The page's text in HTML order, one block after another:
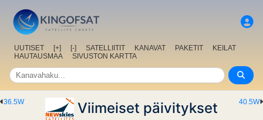
UUTISET [+] [-] SATELLIITIT KANAVAT PAKETIT
KEILAT
HAUTAUSMAA
SIVUSTON KARTTA
40.5W
36.5W
Viimeiset päivitykset